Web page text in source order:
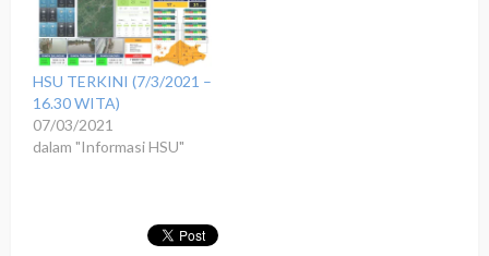
HSU TERKINI (7/3/2021 –
16.30 WITA)
07/03/2021
dalam "Informasi HSU"